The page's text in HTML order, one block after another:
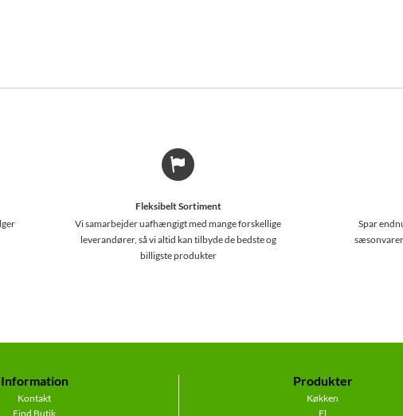
Fleksibelt Sortiment
Vi samarbejder uafhængigt med mange forskellige
leverandører, så vi altid kan tilbyde de bedste og
billigste produkter
Spar
Information
Kontakt
Find Butik
Produkter
Køkken
El